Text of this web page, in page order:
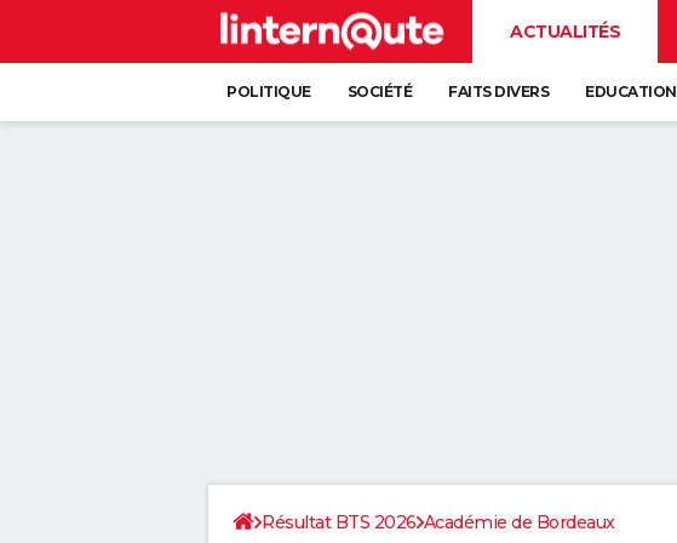
ACTUALITÉS
POLITIQUE SOCIÉTÉ FAITS DIVERS EDUCATION
Résultat BTS 2026 Académie de Bordeaux